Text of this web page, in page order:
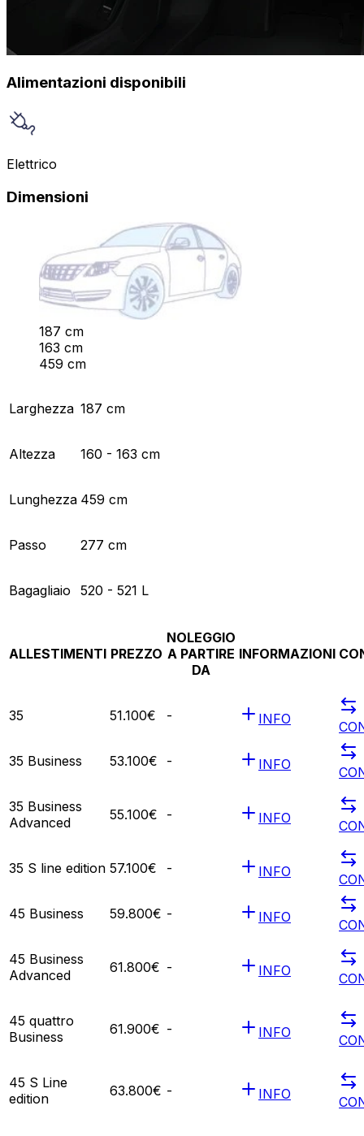
Alimentazioni disponibili
Elettrico
Dimensioni
187 cm
163 cm
459 cm
Larghezza 187 cm
Altezza 160 - 163 cm
Lunghezza 459 cm
Passo 277 cm
Bagagliaio 520 - 521 L
ALLESTIMENTI PREZZO
NOLEGGIO
A PARTIRE
DA
INFORMAZIONI
35 51.100€ - INFO
35 Business 53.100€ - INFO
35 Business
Advanced
55.100€ - INFO
35 S line edition 57.100€ - INFO
45 Business 59.800€ - INFO
45 Business
Advanced
61.800€ - INFO
45 quattro
Business
61.900€ - INFO
45 S Line
edition
63.800€ - INFO